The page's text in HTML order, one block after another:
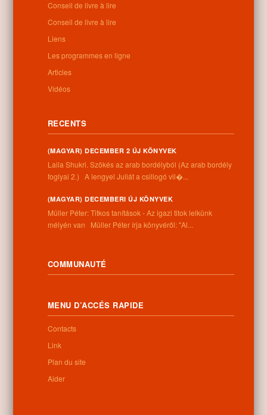
Related Posts
Categories:
Information
4262 Nyíracsád, Kassai u. 4.
Téléphone:
+36 52 206 031
Mardi: 9:00-12:00 13:00-16:30
Mercredi: 9:00-12:00 13:00-16:30
Samedi: 9:00-12:00
Dimanche: fermé
Newsletter
Conseil de livre à lire
Conseil de livre à lire
Liens
Les programmes en ligne
Articles
Vidéos
RECENTS
(MAGYAR) DECEMBER 2 ÚJ KÖNYVEK
Laila Shukri. Szökés ​az arab bordélyból (Az arab bordély
foglyai 2.) A lengyel Juliát a csillogó vil�...
(MAGYAR) DECEMBERI ÚJ KÖNYVEK
Müller Péter: Titkos tanítások - Az igazi titok lelkünk
mélyén van Müller Péter írja könyvéről: "Al...
COMMUNAUTÉ
MENU D’ACCÉS RAPIDE
Contacts
Link
Plan du site
Aider